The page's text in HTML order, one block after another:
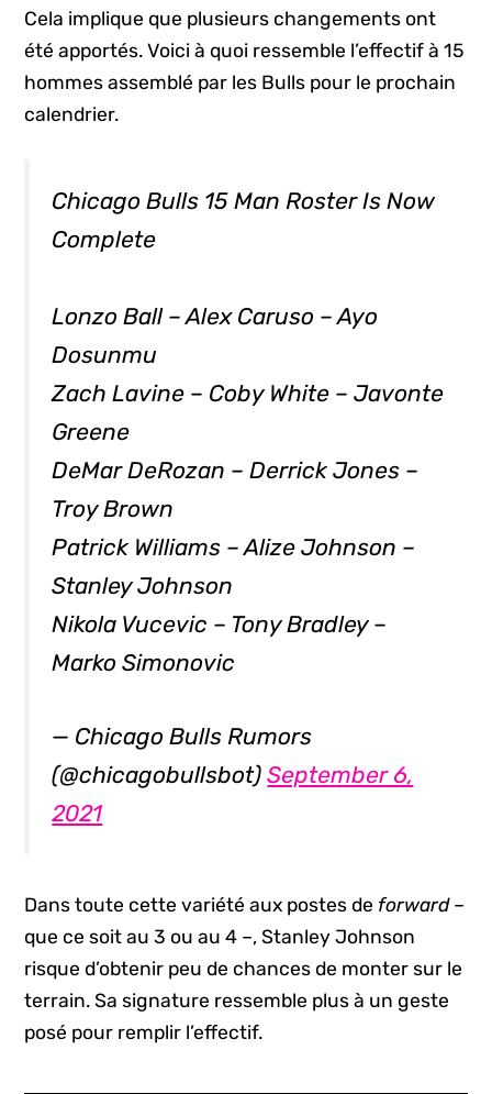
Cela implique que plusieurs changements ont
été apportés. Voici à quoi ressemble l’effectif à 15
hommes assemblé par les Bulls pour le prochain
calendrier.
Chicago Bulls 15 Man Roster Is Now
Complete
Lonzo Ball – Alex Caruso – Ayo
Dosunmu
Zach Lavine – Coby White – Javonte
Greene
DeMar DeRozan – Derrick Jones –
Troy Brown
Patrick Williams – Alize Johnson –
Stanley Johnson
Nikola Vucevic – Tony Bradley –
Marko Simonovic
— Chicago Bulls Rumors
(@chicagobullsbot)September 6,
2021
Dans toute cette variété aux postes de forward–
que ce soit au 3 ou au 4 –, Stanley Johnson
risque d’obtenir peu de chances de monter sur le
terrain. Sa signature ressemble plus à un geste
posé pour remplir l’effectif.